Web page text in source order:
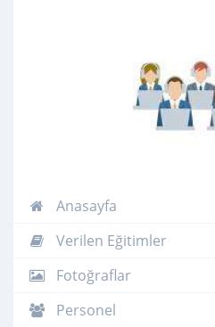
Anasayfa
Verilen Eğitimler
Fotoğraflar
Personel